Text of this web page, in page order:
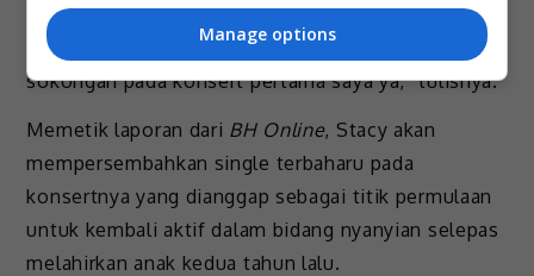
“Doakan saya semoga dipermudahkan semua
urusan dan semoga anda semua memberi
sokongan pada konsert pertama saya ya,” tulisnya.
Memetik laporan dari BH Online, Stacy akan
mempersembahkan single terbaharu pada
konsertnya yang dianggap sebagai titik permulaan
untuk kembali aktif dalam bidang nyanyian selepas
melahirkan anak kedua tahun lalu.
Manage options